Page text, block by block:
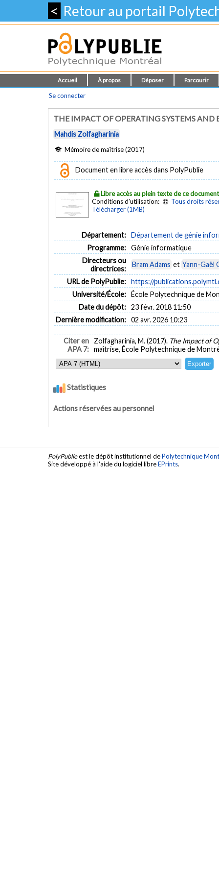
< Retour au portail
Accueil À propos Déposer Parcourir
Se connecter
THE IMPACT OF OPERATING SYSTEMS
Mahdis Zolfagharinia
Mémoire de maîtrise (2017)
Document en libre accès dans PolyPublie
Libre accès au plein texte de ce document
Conditions d'utilisation:
Tous droits
Télécharger (1MB)
Département: Département de génie
Programme: Génie informatique
Directeurs ou
directrices:
Bram Adams et Yann-Gaël
URL de PolyPublie: https://
Université/École: École Polytechnique de
Date du dépôt: 23 févr. 2018 11:50
Dernière modification: 02 avr. 2026 10:23
Citer en
APA 7:
Zolfagharinia, M. (2017). The Impact of
maîtrise, École Polytechnique de
Statistiques
Actions réservées au personnel
PolyPublieest le dépôt institutionnel dePolytechnique
Site développé à l'aide du logiciel libreEPrints.